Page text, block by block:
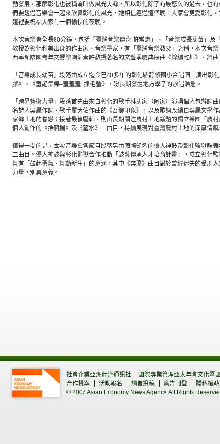
勃發展，那麼彰化也被稱為叫做風光大縣，所以彰化除了有最悠久的過去，也
們要透過音樂會一起來欣賞彰化的風光，她相信經過這個晚上大家會更愛彰化
這裡要祝福大家有一個愉快的夜晚。
本次音樂會全長80分鐘，包括「臺灣音樂傳奇-許常惠」、「音樂成長幼苗」及
教授為彰化和美出身的作曲家、音樂學家，有「臺灣音樂教父」之稱，本次音
西率領該團青年交響樂團演奏許教授著名的文藝季慶典序曲《錦繡乾坤》、舞
「音樂成長幼苗」段落由成立迄今已40多年的彰化縣靜修國小合唱團，演出彰
膠》、《童謠集錦–羞羞羞+抓毛蟹》，盼長期發掘地方學子的歌唱潛能。
「跨界藝術力量」段落首先由來自彰化的歌手林助家（阿家）演唱個人包辦詞
名詩人吳晟作詞、歌手羅大佑作曲的《吾鄉印象》，以及歌詞改編自吳晟文學
家鄉土地的眷戀；接著最後壓軸，則由長期關注農村土地議題的獨立樂團「農
個人創作的《揣啊揣》及《望水》二曲目，持續展現對臺灣農村土地的深厚情感
值得一提的是，本次音樂會各節目段落另由國際知名的優人神鼓及彰化監獄鼓
二曲目。優人神鼓與彰化監獄合作推動「鼓藝傳承人才培育計畫」，成立彰化
舞有「鼓起勇氣、舞動新生」的意涵，其中《奔騰》曲目對於曾經迷失的受刑
力量，別具意義。
社會企業亞洲經濟通訊社
國際專業管理亞太年會文化暨
合作提案
活動報名 讀者投稿 廣告刊登
隱私權
© 2007 Asian Economy News Agency. All Rights